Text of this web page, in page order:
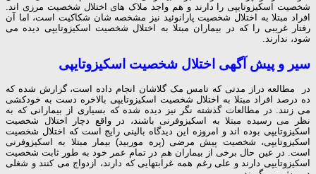
شخصیت اسکیزوتایپی را دارند و هم واجد ملاک های اختلال شخصیت مرزی اند.
افراد مبتلا به اختلال شخصیت پارانوئید نیز مشخصه شان شکاکیت است،‌ اما آن
رفتار غریبی را که در بیماران مبتلا به اختلال شخصیت اسکیزوتایپی دیده می
شود، ندارند.
سیر و پیش آگهی اختلال شخصیت اسکیزوتایپی
در مطالعه دراز مدتی که تامس مک گلاشان انجام داده است،‌ گزارش شده که
ده درصد افراد مبتلا به اختلال شخصیت اسکیزوتایپی بالاخره دست به خودکشی
می زنند. در مطالعات گذشته نگر نیز دیده شده که بسیاری از بیمارانی که به
نظر می رسیده مبتلا به اسکیزوفرنی باشند، در واقع دچار اختلال شخصیت
اسکیزوتایپی بوده اند و امروزه این دیدگاه بالینی رایج است که اختلال شخصیت
اسکیزوتایپی، شخصیت پیش مرضی (پره موربید) بیمار مبتلا به اسکیزوفرنی
است. در عین حال برخی از بیماران هم در تمام عمر خود به طور ثابت شخصیت
اسکیزوتایپی دارند و علی رغم همه غرابتهایی که دارند، ازدواج می کنند و شغلی